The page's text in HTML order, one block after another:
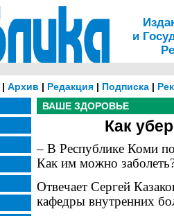
и
| Архив | Редакция | Подписка |
ВАШЕ ЗДОРОВЬЕ
Как
– В Республике Коми
Как им можно
Отвечает Сергей
кафедры внутренних